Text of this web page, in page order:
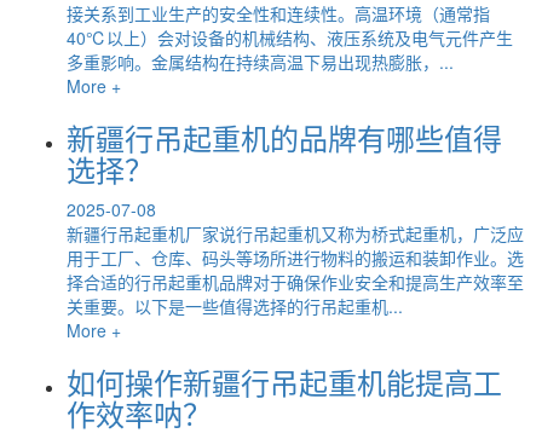
接关系到工业生产的安全性和连续性。高温环境（通常指
40℃以上）会对设备的机械结构、液压系统及电气元件产生
多重影响。金属结构在持续高温下易出现热膨胀，...
More +
新疆行吊起重机的品牌有哪些值得
选择？
2025-07-08
新疆行吊起重机厂家说行吊起重机又称为桥式起重机，广泛应
用于工厂、仓库、码头等场所进行物料的搬运和装卸作业。选
择合适的行吊起重机品牌对于确保作业安全和提高生产效率至
关重要。以下是一些值得选择的行吊起重机...
More +
如何操作新疆行吊起重机能提高工
作效率呐？